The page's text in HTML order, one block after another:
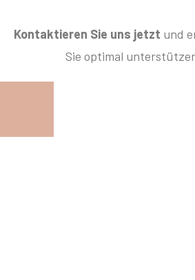
Kontaktieren Sie uns jetzt und
Sie optimal